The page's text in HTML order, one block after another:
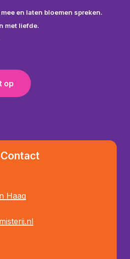
en laten bloemen spreken.
met liefde.
t op
Contact
Haag